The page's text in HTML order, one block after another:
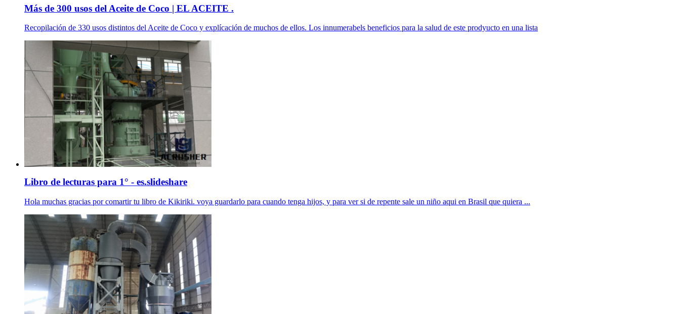
Más de 300 usos del Aceite de Coco | EL ACEITE .
Recopilación de 330 usos distintos del Aceite de Coco y explícación de muchos de ellos. Los innumerabels beneficios para la salud de este prodyucto en una lista
Libro de lecturas para 1° - es.slideshare
Hola muchas gracias por comartir tu libro de Kikiriki. voya guardarlo para cuando tenga hijos, y para ver si de repente sale un niño aqui en Brasil que quiera ...